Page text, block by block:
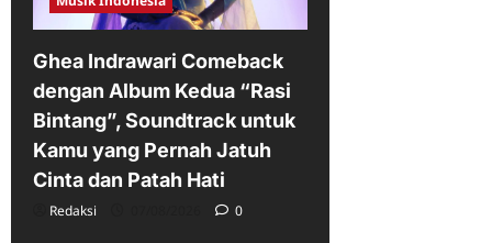
Ghea Indrawari Comeback
dengan Album Kedua “Rasi
Bintang”, Soundtrack untuk
Kamu yang Pernah Jatuh
Cinta dan Patah Hati
Redaksi 0